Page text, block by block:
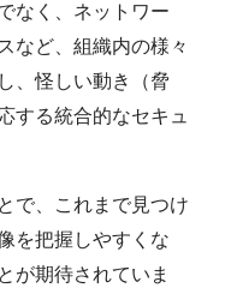
なく、ネットワー
など、組織内の様々
、怪しい動き（脅
する統合的なセキュ
で、これまで見つけ
を把握しやすくな
が期待されていま